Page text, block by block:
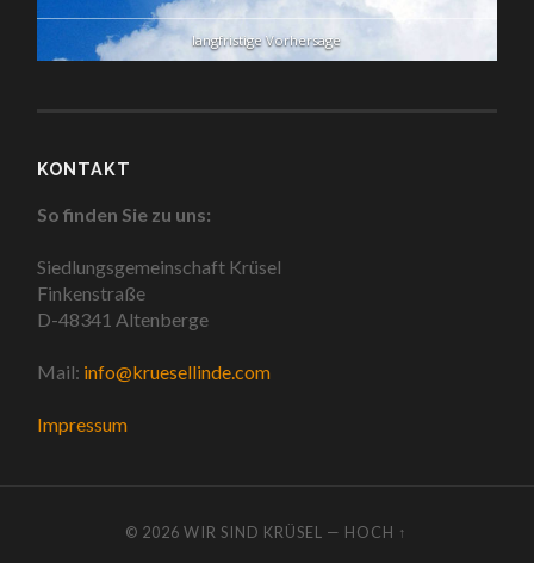
langfristige Vorhersage
KONTAKT
So finden Sie zu uns:
Siedlungsgemeinschaft Krüsel
Finkenstraße
D-48341 Altenberge
Mail: info@kruesellinde.com
Impressum
© 2026WIR SIND KRÜSEL — HOCH ↑